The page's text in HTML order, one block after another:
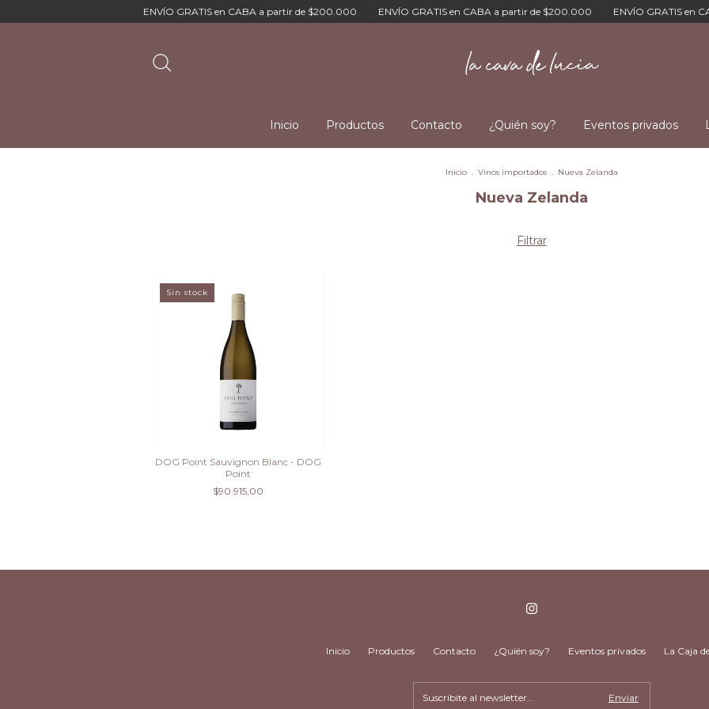
ENVÍO GRATIS en CABA a partir de $200.000 ENVÍO GRATIS en CABA a partir de $200.000 ENVÍO GRATIS en
Inicio Productos Contacto ¿Quién soy? Eventos privados
Inicio . Vinos importados . Nueva Zelanda
Nueva Zelanda
Filtrar
Sin stock
DOG Point Sauvignon Blanc - DOG
Point
$90.915,00
Inicio Productos Contacto ¿Quién soy? Eventos privados La Caja